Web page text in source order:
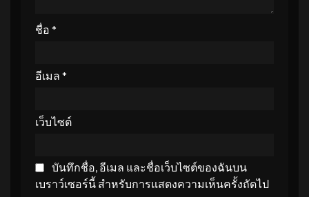
ชื่อ *
อีเมล *
เว็บไซต์
บันทึกชื่อ, อีเมล และชื่อเว็บไซต์ของฉันบน
เบราว์เซอร์นี้ สำหรับการแสดงความเห็นครั้งถัดไป